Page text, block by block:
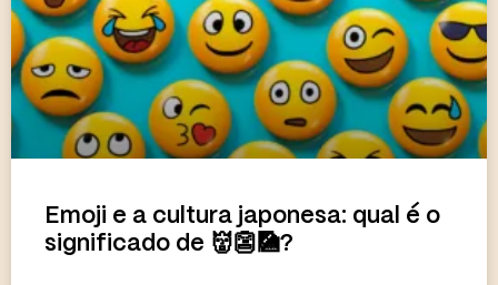
Emoji e a cultura japonesa: qual é o
significado de 👹👺🎑?